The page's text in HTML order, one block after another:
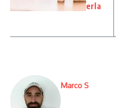
erla
Marco S